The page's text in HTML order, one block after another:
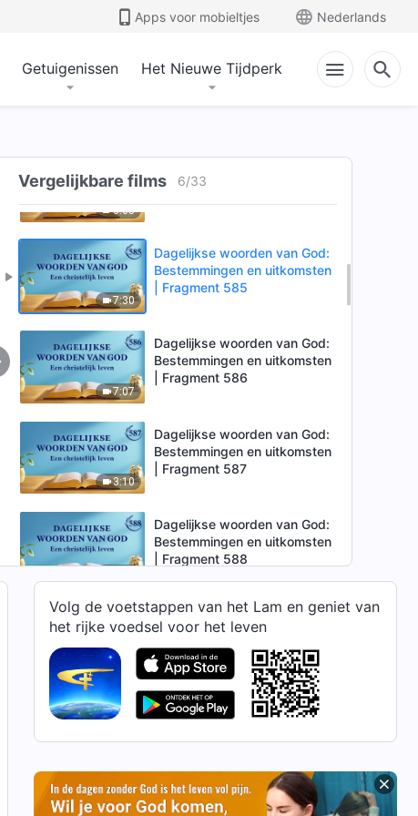
Apps voor mobieltjes Nederlands
Getuigenissen Het Nieuwe Tijdperk
Vergelijkbare films 6/33
3:02
| Fragment 582
Dagelijkse woorden van God:
Bestemmingen en uitkomsten
6:05
Dagelijkse woorden van God:
Bestemmingen en uitkomsten
7:30
Dagelijkse woorden van God:
Bestemmingen en uitkomsten
| Fragment 585
7:07
Dagelijkse woorden van God:
Bestemmingen en uitkomsten
| Fragment 586
3:10
Dagelijkse woorden van God:
Bestemmingen en uitkomsten
| Fragment 587
Dagelijkse woorden van God:
Bestemmingen en uitkomsten
| Fragment 588
3:38
Dagelijkse woorden van God:
Bestemmingen en uitkomsten
| Fragment 589
Dagelijkse woorden van God:
Bestemmingen en uitkomsten
| Fragment 590
Dagelijkse woorden van God:
Volg de voetstappen van het Lam en geniet van
het rijke voedsel voor het leven